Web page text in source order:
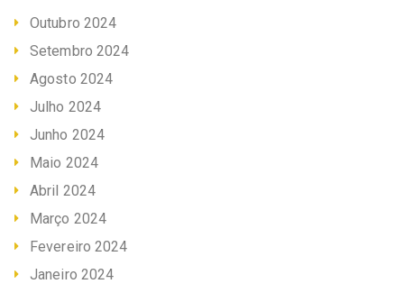
Outubro 2024
Setembro 2024
Agosto 2024
Julho 2024
Junho 2024
Maio 2024
Abril 2024
Março 2024
Fevereiro 2024
Janeiro 2024